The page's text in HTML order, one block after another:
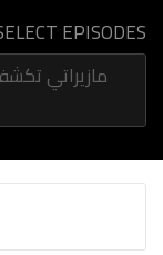
سيارات رياضية
EPISODES:
مازيراتي